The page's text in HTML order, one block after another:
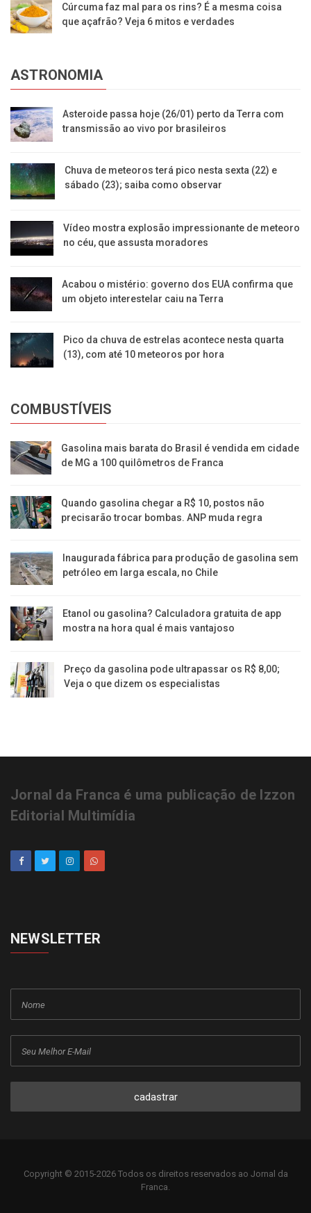
Cúrcuma faz mal para os rins? É a mesma coisa
que açafrão? Veja 6 mitos e verdades
ASTRONOMIA
Asteroide passa hoje (26/01) perto da Terra com
transmissão ao vivo por brasileiros
Chuva de meteoros terá pico nesta sexta (22) e
sábado (23); saiba como observar
Vídeo mostra explosão impressionante de meteoro
no céu, que assusta moradores
Acabou o mistério: governo dos EUA confirma que
um objeto interestelar caiu na Terra
Pico da chuva de estrelas acontece nesta quarta
(13), com até 10 meteoros por hora
COMBUSTÍVEIS
Gasolina mais barata do Brasil é vendida em cidade
de MG a 100 quilômetros de Franca
Quando gasolina chegar a R$ 10, postos não
precisarão trocar bombas. ANP muda regra
Inaugurada fábrica para produção de gasolina sem
petróleo em larga escala, no Chile
Etanol ou gasolina? Calculadora gratuita de app
mostra na hora qual é mais vantajoso
Preço da gasolina pode ultrapassar os R$ 8,00;
Veja o que dizem os especialistas
Jornal da Franca é uma publicação de Izzon
Editorial Multimídia
NEWSLETTER
cadastrar
Copyright © 2015-2026 Todos os direitos reservados ao Jornal da
Franca.